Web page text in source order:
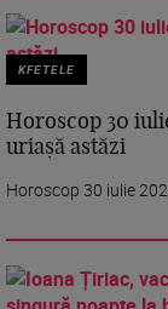
KFETELE
Horoscop 30
uriașă astăzi
Horoscop 30 iulie